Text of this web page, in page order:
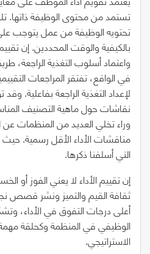
تستمد من محتوى الوظيفة ذاتها.
تحتويه الوظيفة من عمل يتوجب
بالكيفية والوقت المحددين. إن
واعتماد أسلوب التغذية الراجعة،
في الواقع، تفتقر المراجعات
لإعداد التغذية الراجعة بفاعلية.
نقاشات حول ماهية التصنيف
وراء تخلي العديد من المنظمات عن
مناقشات الأداء الأقل رسمية. حيث
التي أسلفنا ذكرها.
إن تقييم الأداء لا يعني الفوز أو
ثقافة القيم والتميز ونشر قصص
أعلى درجات التفوق في الأداء،
الوظيفي في المنظمة وكحلقة
الاستراتيجي.